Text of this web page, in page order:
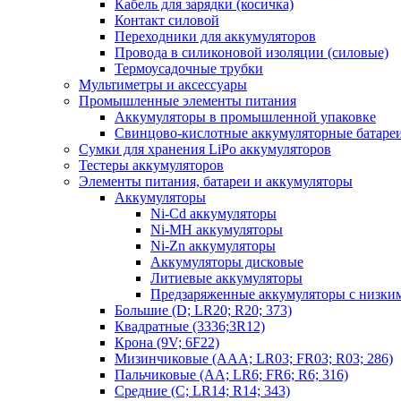
Кабель для зарядки (косичка)
Контакт силовой
Переходники для аккумуляторов
Провода в силиконовой изоляции (силовые)
Термоусадочные трубки
Мультиметры и аксессуары
Промышленные элементы питания
Аккумуляторы в промышленной упаковке
Свинцово-кислотные аккумуляторные
Сумки для хранения LiPo аккумуляторов
Тестеры аккумуляторов
Элементы питания, батареи и аккумуляторы
Аккумуляторы
Ni-Cd аккумуляторы
Ni-MH аккумуляторы
Ni-Zn аккумуляторы
Аккумуляторы дисковые
Литиевые аккумуляторы
Предзаряженные аккумуляторы с
Большие (D; LR20; R20; 373)
Квадратные (3336;3R12)
Крона (9V; 6F22)
Мизинчиковые (AAA; LR03; FR03; R03; 286)
Пальчиковые (AA; LR6; FR6; R6; 316)
Средние (C; LR14; R14; 343)